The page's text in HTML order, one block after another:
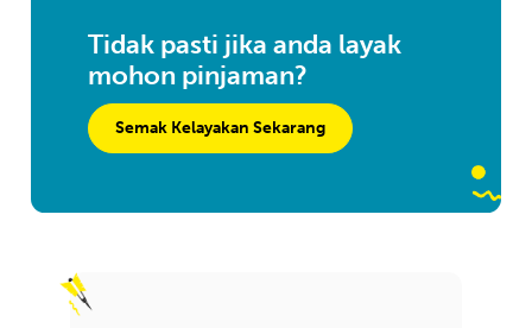
Tidak pasti jika anda layak
mohon pinjaman?
Semak Kelayakan Sekarang